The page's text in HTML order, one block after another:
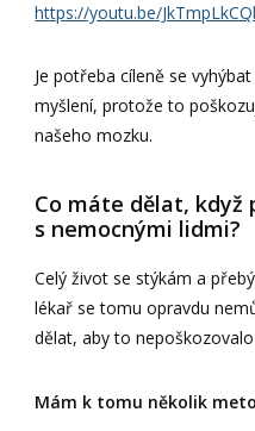
https://youtu.be/
Je potřeba cíleně se
myšlení, protože to
našeho mozku.
Co máte dělat,
s nemocnými lidmi?
Celý život se stýkám a
lékař se tomu opravdu
dělat, aby to
Mám k tomu několik